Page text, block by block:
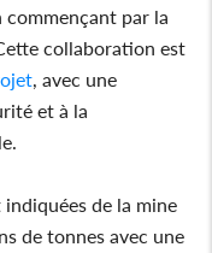
commençant par la
collaboration est
, avec une
et à la
indiquées de la mine
de tonnes avec une